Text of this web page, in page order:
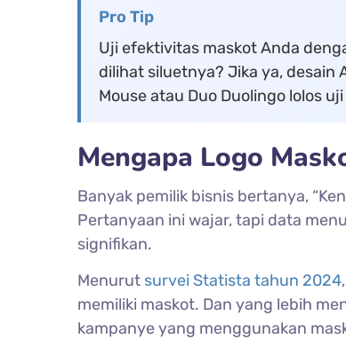
Pro Tip
Uji efektivitas maskot Anda
dilihat siluetnya? Jika ya, desain
Mouse atau Duo Duolingo lolos
Mengapa Logo
Banyak pemilik bisnis bertanya,
Pertanyaan ini wajar, tapi data
signifikan.
Menurut survei Statista tahun 2024
memiliki maskot. Dan yang lebih
kampanye yang menggunakan